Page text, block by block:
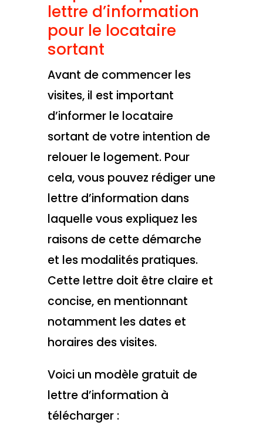
lettre d’information
pour le locataire
sortant
Avant de commencer les
visites, il est important
d’informer le locataire
sortant de votre intention de
relouer le logement. Pour
cela, vous pouvez rédiger une
lettre d’information dans
laquelle vous expliquez les
raisons de cette démarche
et les modalités pratiques.
Cette lettre doit être claire et
concise, en mentionnant
notamment les dates et
horaires des visites.
Voici un modèle gratuit de
lettre d’information à
télécharger :